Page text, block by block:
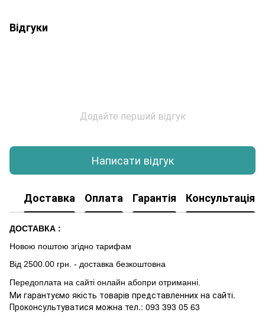
Відгуки
Додайте перший відгук
Написати відгук
Доставка Оплата Гарантія Консультація
ДОСТАВКА :
Новою поштою згідно тарифам
Від 2500.00 грн. - доставка безкоштовна
Передоплата на сайті онлайн абопри отриманні.
Ми гарантуємо якість товарів представленних на сайті.
Проконсультуватися можна тел.: 093 393 05 63